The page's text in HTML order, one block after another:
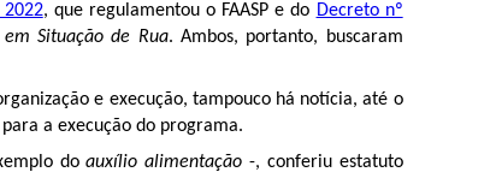
, que regulamentou o FAASP e do Decreto nº
Situação de Rua. Ambos, portanto, buscaram
e execução, tampouco há notícia, até o
a execução do programa.
doauxílio alimentação-, conferiu estatuto